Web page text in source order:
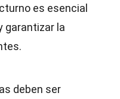
es esencial
garantizar la
deben ser